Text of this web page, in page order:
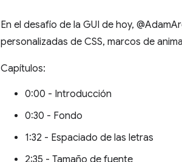
En el desafío de la GUI de hoy,
personalizadas de CSS, marcos de
Capítulos:
0:00 - Introducción
0:30 - Fondo
1:32 - Espaciado de las letras
2:35 - Tamaño de fuente